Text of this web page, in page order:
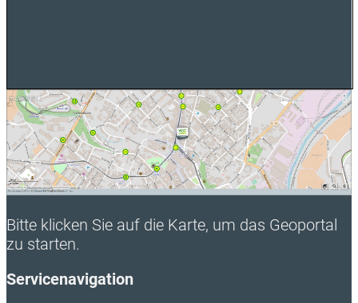
Bitte klicken Sie auf die Karte, um das Geoportal
zu starten.
Servicenavigation